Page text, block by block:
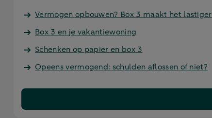
Vermogen opbouwen? Box 3 maakt het lastiger
Box 3 en je vakantiewoning
Schenken op papier en box 3
Opeens vermogend: schulden aflossen of niet?